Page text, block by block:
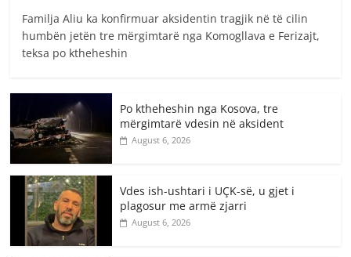
Familja Aliu ka konfirmuar aksidentin tragjik në të cilin
humbën jetën tre mërgimtarë nga Komogllava e Ferizajt,
teksa po ktheheshin
Po ktheheshin nga Kosova, tre
mërgimtarë vdesin në aksident
August 6, 2026
Vdes ish-ushtari i UÇK-së, u gjet i
plagosur me armë zjarri
August 6, 2026